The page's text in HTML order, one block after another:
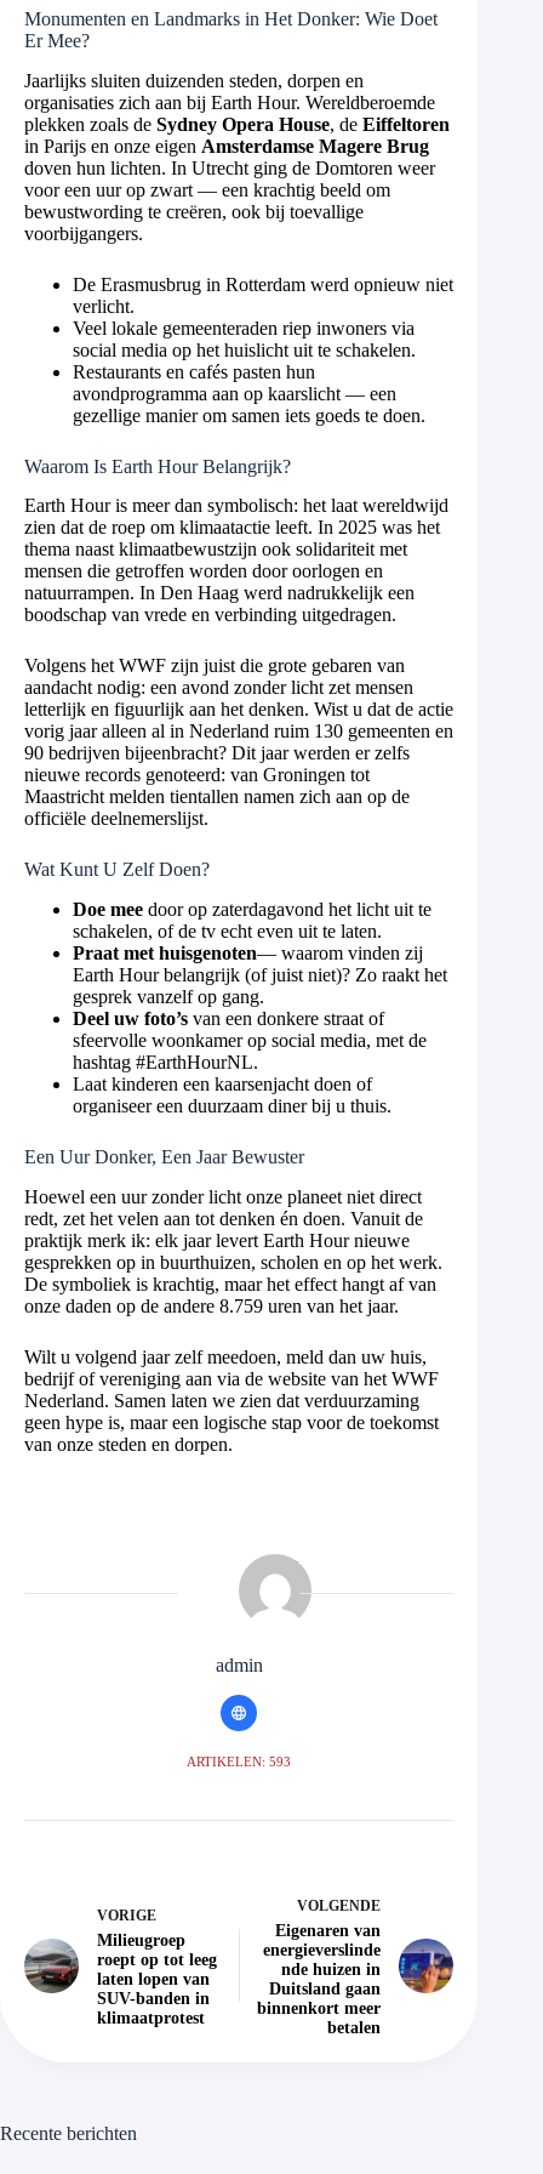
Monumenten en Landmarks in Het Donker: Wie Doet
Er Mee?
Jaarlijks sluiten duizenden steden, dorpen en
organisaties zich aan bij Earth Hour. Wereldberoemde
plekken zoals de Sydney Opera House, de Eiffeltoren
in Parijs en onze eigen Amsterdamse Magere Brug
doven hun lichten. In Utrecht ging de Domtoren weer
voor een uur op zwart — een krachtig beeld om
bewustwording te creëren, ook bij toevallige
voorbijgangers.
De Erasmusbrug in Rotterdam werd opnieuw niet
verlicht.
Veel lokale gemeenteraden riep inwoners via
social media op het huislicht uit te schakelen.
Restaurants en cafés pasten hun
avondprogramma aan op kaarslicht — een
gezellige manier om samen iets goeds te doen.
Waarom Is Earth Hour Belangrijk?
Earth Hour is meer dan symbolisch: het laat wereldwijd
zien dat de roep om klimaatactie leeft. In 2025 was het
thema naast klimaatbewustzijn ook solidariteit met
mensen die getroffen worden door oorlogen en
natuurrampen. In Den Haag werd nadrukkelijk een
boodschap van vrede en verbinding uitgedragen.
Volgens het WWF zijn juist die grote gebaren van
aandacht nodig: een avond zonder licht zet mensen
letterlijk en figuurlijk aan het denken. Wist u dat de actie
vorig jaar alleen al in Nederland ruim 130 gemeenten en
90 bedrijven bijeenbracht? Dit jaar werden er zelfs
nieuwe records genoteerd: van Groningen tot
Maastricht melden tientallen namen zich aan op de
officiële deelnemerslijst.
Wat Kunt U Zelf Doen?
Doe mee door op zaterdagavond het licht uit te
schakelen, of de tv echt even uit te laten.
Praat met huisgenoten— waarom vinden zij
Earth Hour belangrijk (of juist niet)? Zo raakt het
gesprek vanzelf op gang.
Deel uw foto’s van een donkere straat of
sfeervolle woonkamer op social media, met de
hashtag #EarthHourNL.
Laat kinderen een kaarsenjacht doen of
organiseer een duurzaam diner bij u thuis.
Een Uur Donker, Een Jaar Bewuster
Hoewel een uur zonder licht onze planeet niet direct
redt, zet het velen aan tot denken én doen. Vanuit de
praktijk merk ik: elk jaar levert Earth Hour nieuwe
gesprekken op in buurthuizen, scholen en op het werk.
De symboliek is krachtig, maar het effect hangt af van
onze daden op de andere 8.759 uren van het jaar.
Wilt u volgend jaar zelf meedoen, meld dan uw huis,
bedrijf of vereniging aan via de website van het WWF
Nederland. Samen laten we zien dat verduurzaming
geen hype is, maar een logische stap voor de toekomst
van onze steden en dorpen.
admin
ARTIKELEN: 593
VORIGE
Milieugroep
roept op tot leeg
laten lopen van
SUV-banden in
klimaatprotest
VOLGENDE
Eigenaren van
energieverslinde
nde huizen in
Duitsland gaan
binnenkort meer
betalen
Recente berichten